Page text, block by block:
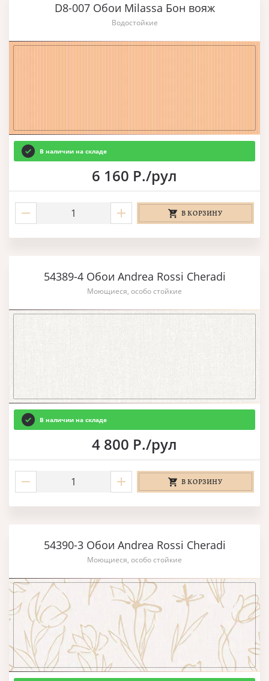
D8-007 Обои Milassa Бон вояж
Водостойкие
В наличии на складе
6 160 Р./рул
В КОРЗИНУ
54389-4 Обои Andrea Rossi Cheradi
Моющиеся, особо стойкие
В наличии на складе
4 800 Р./рул
В КОРЗИНУ
54390-3 Обои Andrea Rossi Cheradi
Моющиеся, особо стойкие